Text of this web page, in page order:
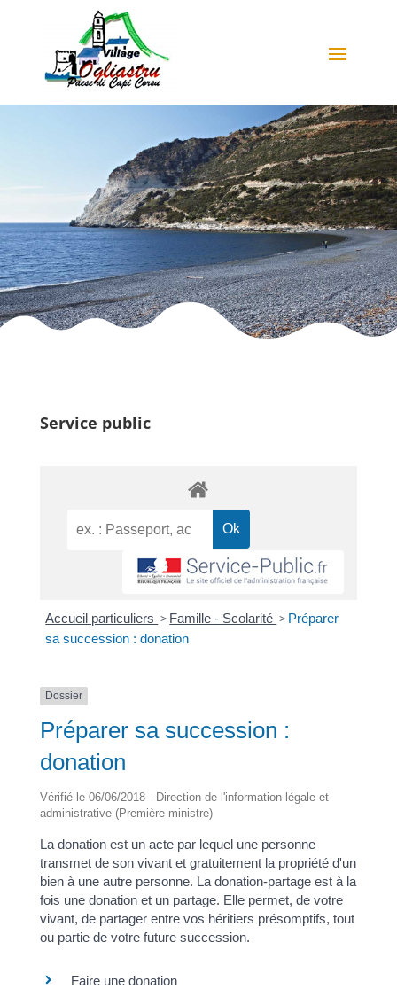
Service public
Accueil particuliers > Famille - Scolarité > Préparer
sa succession : donation
Dossier
Préparer sa succession :
donation
Vérifié le 06/06/2018 - Direction de l'information légale et
administrative (Première ministre)
La donation est un acte par lequel une personne
transmet de son vivant et gratuitement la propriété d'un
bien à une autre personne. La donation-partage est à la
fois une donation et un partage. Elle permet, de votre
vivant, de partager entre vos héritiers présomptifs, tout
ou partie de votre future succession.
Faire une donation